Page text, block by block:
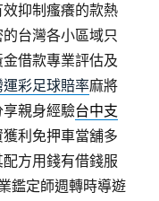
抑制瘙癢的款熱
台灣各小區域只
借款專業評估及
運彩足球賠率麻將
親身經驗台中支
利免押車當舖多
方用錢有借錢服
鑑定師週轉時導遊